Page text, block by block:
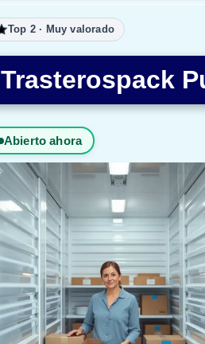
Top 2 · Muy valorado
Trasterospack
Abierto ahora